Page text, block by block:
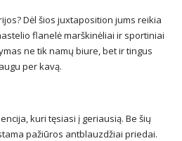
Dėl šios juxtaposition jums reikia
flanelė marškinėliai ir sportiniai
ne tik namų biure, bet ir tingus
per kavą.
kuri tęsiasi į geriausią. Be šių
pažiūros antblauzdžiai priedai.